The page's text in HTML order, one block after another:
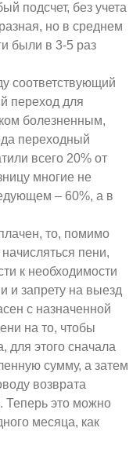
подсчет, без учета
но в среднем
были в 3-5 раз
соответствующий
переход для
болезненным,
переходный
всего 20% от
многие не
– 60%, а в
то, помимо
пени,
к необходимости
и запрету на выезд
с назначенной
на то, чтобы
для этого сначала
сумму, а затем
возврата
Теперь это можно
месяца, как